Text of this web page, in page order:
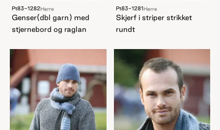
Pt83-1282Herre
Genser(dbl garn) med
stjernebord og raglan
Pt83-1281Herre
Skjerf i striper strikket
rundt